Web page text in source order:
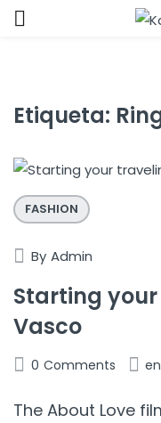
Etiqueta:
FASHION
By Admin
Starting
Vasco
0 Comments
The About Love
Remember